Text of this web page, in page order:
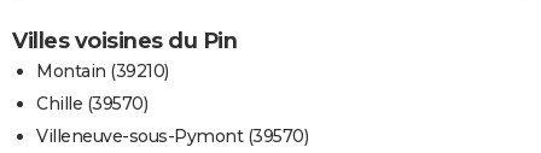
Villes voisines du Pin
Montain (39210)
Chille (39570)
Villeneuve-sous-Pymont (39570)